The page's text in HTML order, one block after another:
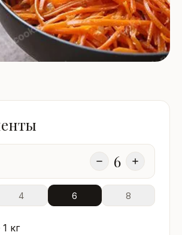
6
4 6 8
1 кг